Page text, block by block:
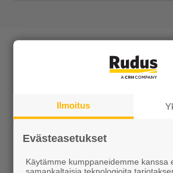
Noppakivi
Noppakivet ovat graniitista
määritelty näkyvälle,
Tuotetta on saatavana tilauksesta
ja ristipäähakatulla pinnalla.
mainita tuleeko kivet rivi- vai
Ilmoitus
Evästeasetukset
Käytämme kumppaneidemme kanssa
samankaltaisia teknologioita